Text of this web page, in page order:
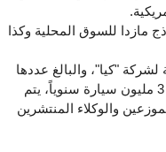
مازدا للسوق المحلية وكذا
لشركة "كيا"، والبالغ عددها
14 موزعة على 5 دول، بإنتاج ما يزيد على 3 مليون سيارة سنوياً، يتم
والوكلاء المنتشرين